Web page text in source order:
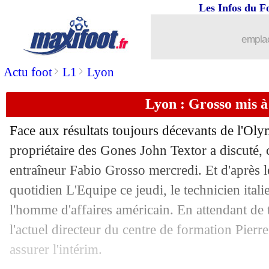
Actu foot> L1 > Lyon
Les Infos du
Lyon : Grosso mis
Face aux résultats toujours décevants de
propriétaire des Gones John Textor a discuté,
entraîneur Fabio Grosso mercredi. Et d'après
quotidien L'Equipe ce jeudi, le technicien
l'homme d'affaires américain. En attendant
l'actuel directeur du centre de formation
assurer l'intérim.
Lyon: Grosso, clap de fin confirmé
30/11 Man Utd: Martial tancé par
: Benatia nommé conseiller
30/11 Nantes: Kita explique le départ
30/11 Real: Paz a réalisé son rêve
30/11 Classement FIFA : la France
30/11 Real: Ancelotti toujours surpris par
30/11 Man Utd